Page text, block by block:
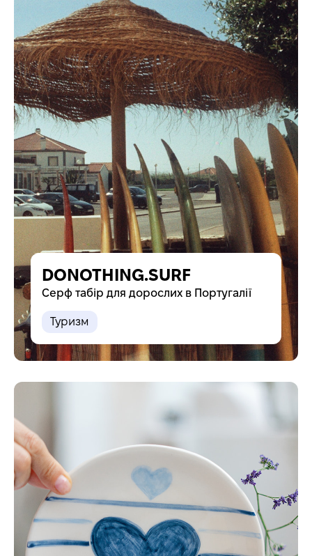
DONOTHING.SURF
Серф табір для дорослих в Португалії
Туризм